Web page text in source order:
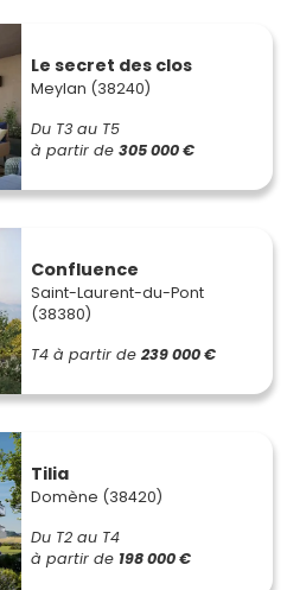
Le secret des clos
Meylan (38240)
Du T3 au T5
à partir de 305 000 €
Confluence
Saint-Laurent-du-Pont
(38380)
T4 à partir de 239 000 €
Tilia
Domène (38420)
Du T2 au T4
à partir de 198 000 €